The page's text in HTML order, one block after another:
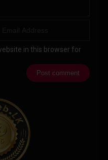
in this browser for